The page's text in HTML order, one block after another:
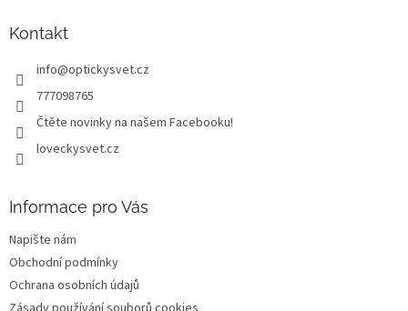
Kontakt
info@optickysvet.cz
777098765
Čtěte novinky na našem Facebooku!
loveckysvet.cz
Informace pro Vás
Napište nám
Obchodní podmínky
Ochrana osobních údajů